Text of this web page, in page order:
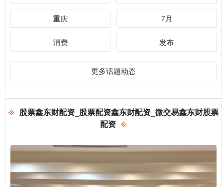
重庆 7月
消费 发布
更多话题动态
股票鑫东财配资_股票配资鑫东财配资_微交易鑫东财股票
配资